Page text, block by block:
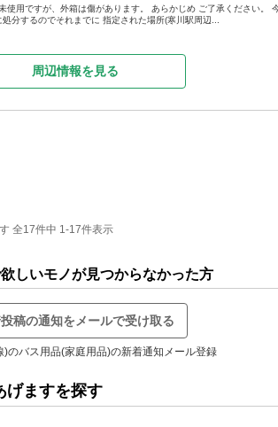
用ですが、外箱は傷があります。 あらかじめ ご了承ください。
分するのでそれまでに 指定された場所(寒川駅周辺...
周辺情報を見る
全17件中 1-17件表示
しいモノが見つからなかった方
稿の通知をメールで受け取る
)のバス用品(家庭用品)の新着通知メール登録
げますを探す